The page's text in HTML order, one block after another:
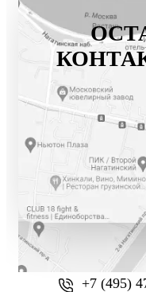
+7 (800)
+7 (495)